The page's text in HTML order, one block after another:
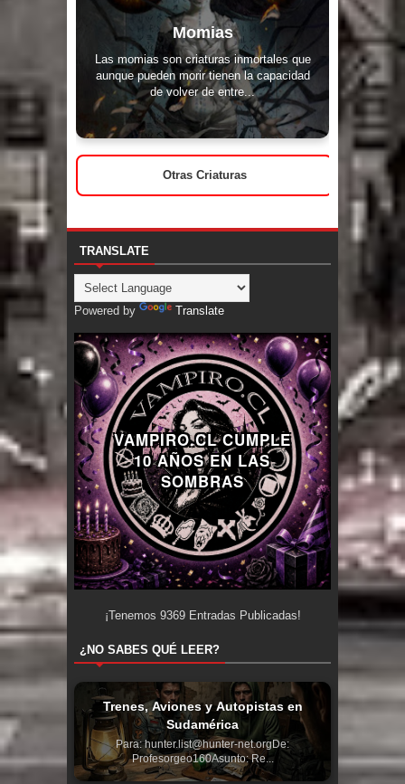
Momias
Las momias son criaturas inmortales que
aunque pueden morir tienen la capacidad
de volver de entre...
Otras Criaturas
TRANSLATE
Powered by Translate
VAMPIRO.CL CUMPLE
10 AÑOS EN LAS
SOMBRAS
¡Tenemos 9369Entradas Publicadas!
¿NO SABES QUÉ LEER?
Trenes, Aviones y Autopistas en
Sudamérica
Para: hunter.list@hunter-net.orgDe:
Profesorgeo160Asunto: Re...